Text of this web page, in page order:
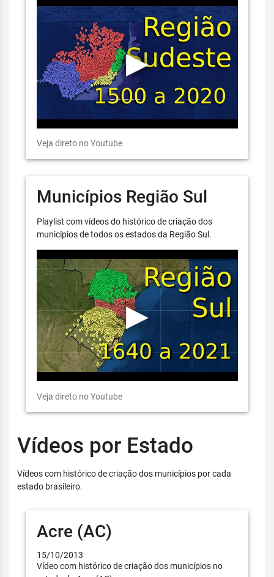
Veja direto no Youtube
Municípios Região Sul
Playlist com vídeos do histórico de criação dos
municípios de todos os estados da Região Sul.
Veja direto no Youtube
Vídeos por Estado
Vídeos com histórico de criação dos municípios por cada
estado brasileiro.
Acre (AC)
15/10/2013
Vídeo com histórico de criação dos municípios no